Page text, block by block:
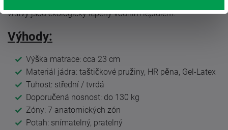
vrstvy jsou ekologicky lepeny vodním lepidlem.
Výhody:
Výška matrace: cca 23 cm
Materiál jádra: taštičkové pružiny, HR pěna, Gel-Latex
Tuhost: střední / tvrdá
Doporučená nosnost: do 130 kg
Zóny: 7 anatomických zón
Potah: snímatelný, pratelný